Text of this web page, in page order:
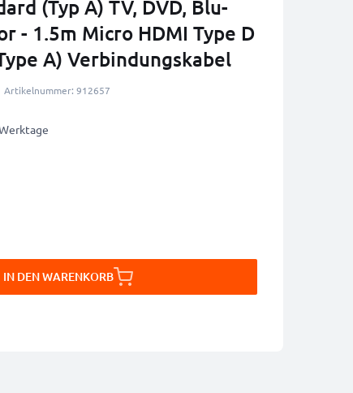
(Typ A) TV, DVD, Blu-
- 1.5m Micro HDMI Type D
A) Verbindungskabel
Artikelnummer: 912657
IN DEN WARENKORB